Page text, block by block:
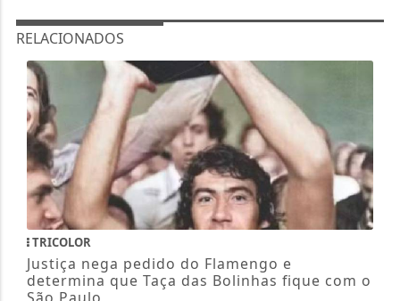
RELACIONADOS
TRICOLOR
Justiça nega pedido do Flamengo e
determina que Taça das Bolinhas fique com o